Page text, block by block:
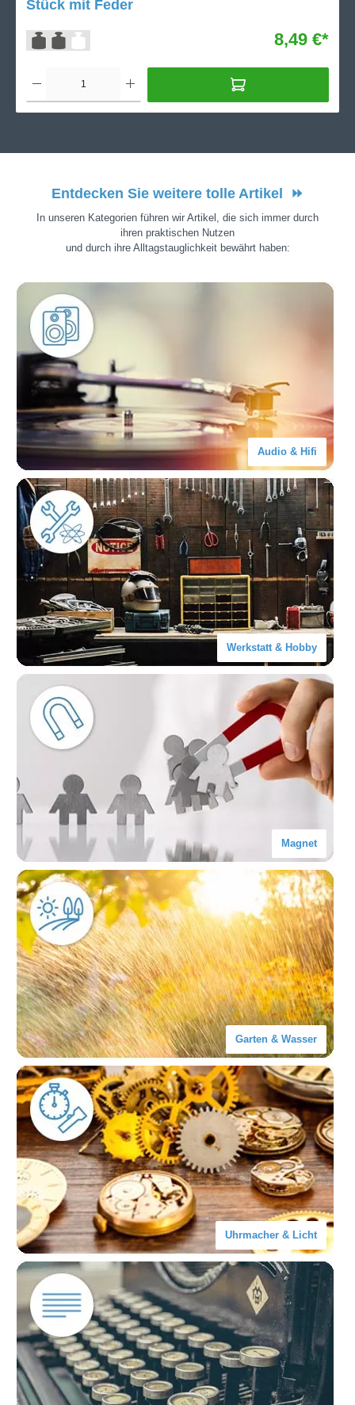
Stück mit Feder
8,49 €*
Entdecken Sie weitere tolle Artikel ⏩
In unseren Kategorien führen wir Artikel, die sich immer durch
ihren praktischen Nutzen
und durch ihre Alltagstauglichkeit bewährt haben:
Audio & Hifi
Werkstatt & Hobby
Magnet
Garten & Wasser
Uhrmacher & Licht